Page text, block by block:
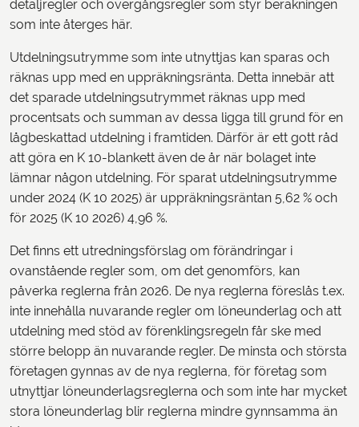
detaljregler och övergångsregler som styr beräkningen
som inte återges här.
Utdelningsutrymme som inte utnyttjas kan sparas och
räknas upp med en uppräkningsränta. Detta innebär att
det sparade utdelningsutrymmet räknas upp med
procentsats och summan av dessa ligga till grund för en
lågbeskattad utdelning i framtiden. Därför är ett gott råd
att göra en K 10-blankett även de år när bolaget inte
lämnar någon utdelning. För sparat utdelningsutrymme
under 2024 (K 10 2025) är uppräkningsräntan 5,62 % och
för 2025 (K 10 2026) 4,96 %.
Det finns ett utredningsförslag om förändringar i
ovanstående regler som, om det genomförs, kan
påverka reglerna från 2026. De nya reglerna föreslås t.ex.
inte innehålla nuvarande regler om löneunderlag och att
utdelning med stöd av förenklingsregeln får ske med
större belopp än nuvarande regler. De minsta och största
företagen gynnas av de nya reglerna, för företag som
utnyttjar löneunderlagsreglerna och som inte har mycket
stora löneunderlag blir reglerna mindre gynnsamma än